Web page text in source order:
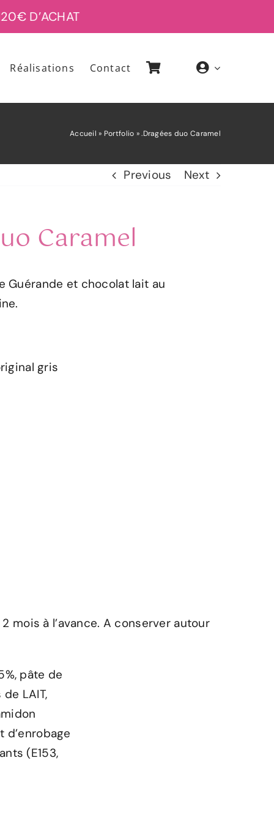
D’ACHAT
Réalisations Contact
Accueil » Portfolio ».Dragées duo Caramel
Previous Next
Caramel
Guérande et chocolat lait au
gris
mois à l’avance. A conserver autour
pâte de
LAIT,
(E153,